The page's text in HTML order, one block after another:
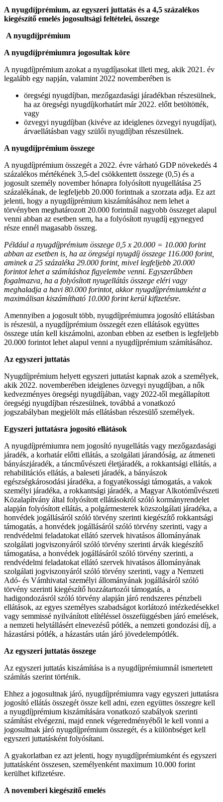
A nyugdíjprémium, az egyszeri juttatás és a 4,5 százalékos
kiegészítő emelés jogosultsági feltételei, összege
A nyugdíjprémium
A nyugdíjprémiumra jogosultak köre
A nyugdíjprémium azokat a nyugdíjasokat illeti meg, akik 2021. év
legalább egy napján, valamint 2022 novemberében is
öregségi nyugdíjban, mezőgazdasági járadékban részesülnek,
ha az öregségi nyugdíjkorhatárt már 2022. előtt betöltötték,
vagy
özvegyi nyugdíjban (kivéve az ideiglenes özvegyi nyugdíjat),
árvaellátásban vagy szülői nyugdíjban részesülnek.
A nyugdíjprémium összege
A nyugdíjprémium összegét a 2022. évre várható GDP növekedés 4
százalékos mértékének 3,5-del csökkentett összege (0,5) és a
jogosult személy november hónapra folyósított nyugellátása 25
százalékának, de legfeljebb 20.000 forintnak a szorzata adja. Ez azt
jelenti, hogy a nyugdíjprémium kiszámításához nem lehet a
törvényben meghatározott 20.000 forintnál nagyobb összeget alapul
venni abban az esetben sem, ha a folyósított nyugdíj egynegyed
része ennél magasabb összeg.
Például a nyugdíjprémium összege 0,5 x 20.000 = 10.000 forint
abban az esetben is, ha az öregségi nyugdíj összege 116.000 forint,
aminek a 25 százaléka 29.000 forint, mivel legfeljebb 20.000
forintot lehet a számításhoz figyelembe venni. Egyszerűbben
fogalmazva, ha a folyósított nyugellátás összege eléri vagy
meghaladja a havi 80.000 forintot, akkor nyugdíjprémiumként a
maximálisan kiszámítható 10.000 forint kerül kifizetésre.
Amennyiben a jogosult több, nyugdíjprémiumra jogosító ellátásban
is részesül, a nyugdíjprémium összegét ezen ellátások együttes
összege után kell kiszámolni, azonban ebben az esetben is legfeljebb
20.000 forintot lehet alapul venni a nyugdíjprémium számításához.
Az egyszeri juttatás
Nyugdíjprémium helyett egyszeri juttatást kapnak azok a személyek,
akik 2022. novemberében ideiglenes özvegyi nyugdíjban, a nők
kedvezményes öregségi nyugdíjában, vagy 2022-től megállapított
öregségi nyugdíjban részesülnek, továbbá a vonatkozó
jogszabályban megjelölt más ellátásban részesülő személyek.
Egyszeri juttatásra jogosító ellátások
A nyugdíjprémiumra nem jogosító nyugellátás vagy mezőgazdasági
járadék, a korhatár előtti ellátás, a szolgálati járandóság, az átmeneti
bányászjáradék, a táncművészeti életjáradék, a rokkantsági ellátás, a
rehabilitációs ellátás, a baleseti járadék, a bányászok
egészségkárosodási járadéka, a fogyatékossági támogatás, a vakok
személyi járadéka, a rokkantsági járadék, a Magyar Alkotóművészeti
Közalapítvány által folyósított ellátásokról szóló kormányrendelet
alapján folyósított ellátás, a polgármesterek közszolgálati járadéka, a
honvédek jogállásáról szóló törvény szerinti kiegészítő rokkantsági
támogatás, a honvédek jogállásáról szóló törvény szerinti, vagy a
rendvédelmi feladatokat ellátó szervek hivatásos állományának
szolgálati jogviszonyáról szóló törvény szerinti árvák kiegészítő
támogatása, a honvédek jogállásáról szóló törvény szerinti, a
rendvédelmi feladatokat ellátó szervek hivatásos állományának
szolgálati jogviszonyáról szóló törvény szerinti, vagy a Nemzeti
Adó- és Vámhivatal személyi állományának jogállásáról szóló
törvény szerinti kiegészítő hozzátartozói támogatás, a
hadigondozásról szóló törvény alapján járó rendszeres pénzbeli
ellátások, az egyes személyes szabadságot korlátozó intézkedésekkel
vagy semmissé nyilvánított elítéléssel összefüggésben járó emelések,
a nemzeti helytállásért elnevezésű pótlék, a nemzeti gondozási díj, a
házastársi pótlék, a házastárs után járó jövedelempótlék.
Az egyszeri juttatás összege
Az egyszeri juttatás kiszámítása is a nyugdíjprémiumnál ismertetett
számítás szerint történik.
Ehhez a jogosultnak járó, nyugdíjprémiumra vagy egyszeri juttatásra
jogosító ellátás összegét össze kell adni, ezen együttes összegre kell
a nyugdíjprémium kiszámítására vonatkozó szabályok szerinti
számítást elvégezni, majd ennek végeredményéből le kell vonni a
jogosultnak járó nyugdíjprémium összegét, és a különbséget kell
egyszeri juttatásként folyósítani.
A gyakorlatban ez azt jelenti, hogy nyugdíjprémiumként és egyszeri
juttatásként összesen, személyenként maximum 10.000 forint
kerülhet kifizetésre.
A novemberi kiegészítő emelés